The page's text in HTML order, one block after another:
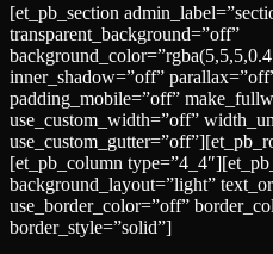
[et_pb_section
transparent_background=”off”
inner_shadow=”off”
padding_mobile=”off”
use_custom_width=”off”
[et_pb_column
background_layout=”light”
use_border_color=”off”
border_style=”solid”]